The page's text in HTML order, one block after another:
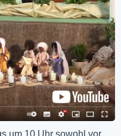
um 10 Uhr sowohl vor